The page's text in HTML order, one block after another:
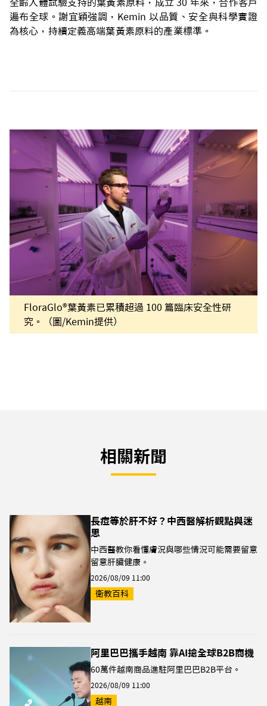
全齡人體試驗支持的葉黃素原料，成立 30 年來，合作客戶
遍布全球。謝宜穎強調， Kemin 以品質、安全與科學實證
為核心，持續定義高端葉黃素原料的產業標準。
FloraGlo®葉黃素已累積超過 100 篇臨床安全性研
究。（圖/Kemin提供）
相關新聞
長痘等於肝不好？中西醫解析觀點與迷
思
中西醫教你看懂膚況與哪些情況可能需要留意
留意肝臟健康。
2026/08/09 11:00
衛教百科
阿里巴巴攜手越南 靠AI搶全球B2B商機
60萬件越南商品進駐阿里巴巴B2B平台。
2026/08/09 11:00
越南